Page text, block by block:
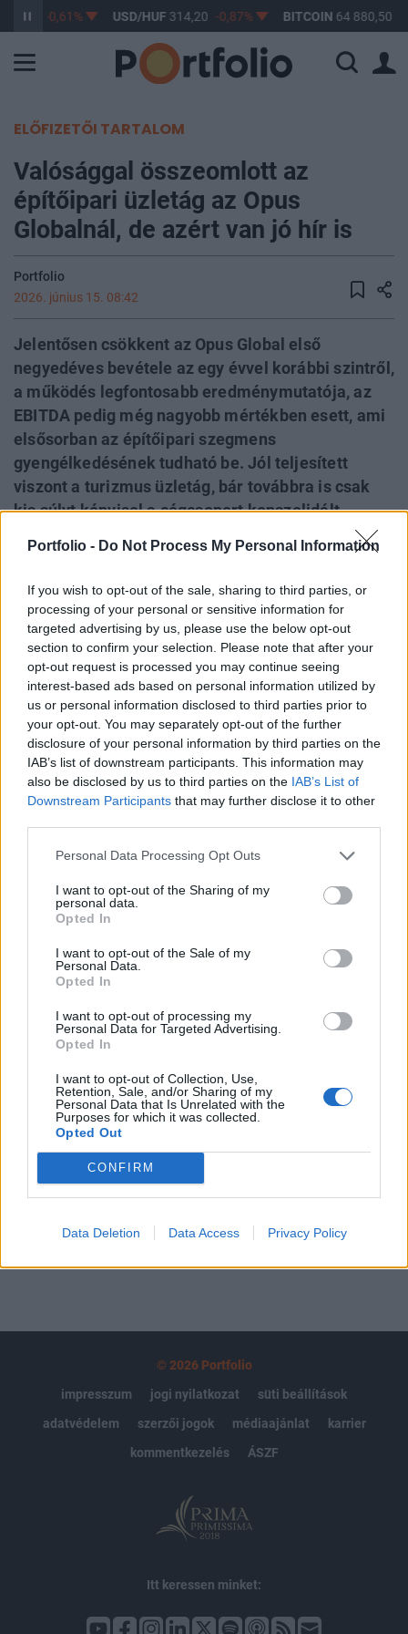
Portfolio - Do Not Process My Personal Information
If you wish to opt-out of the sale, sharing to third parties, or
processing of your personal or sensitive information for
targeted advertising by us, please use the below opt-out
section to confirm your selection. Please note that after your
opt-out request is processed you may continue seeing
interest-based ads based on personal information utilized by
us or personal information disclosed to third parties prior to
your opt-out. You may separately opt-out of the further
disclosure of your personal information by third parties on the
IAB’s list of downstream participants. This information may
also be disclosed by us to third parties on the IAB’s List of
Downstream Participants that may further disclose it to other
Personal Data Processing Opt Outs
I want to opt-out of the Sharing of my
personal data.
Opted In
I want to opt-out of the Sale of my
Personal Data.
Opted In
I want to opt-out of processing my
Personal Data for Targeted Advertising.
Opted In
I want to opt-out of Collection, Use,
Retention, Sale, and/or Sharing of my
Personal Data that Is Unrelated with the
Purposes for which it was collected.
Opted Out
CONFIRM
Data Deletion Data Access Privacy Policy
-0,61% USD/HUF314,20 -0,87% BITCOIN64 880,50
ELŐFIZETŐI TARTALOM
Valósággal összeomlott az
építőipari üzletág az Opus
Globalnál, de azért van jó hír is
Portfolio
2026. június 15. 08:42
Jelentősen csökkent az Opus Global első
negyedéves bevétele az egy évvel korábbi szintről,
a működés legfontosabb eredménymutatója, az
EBITDA pedig még nagyobb mértékben esett, ami
elsősorban az építőipari szegmens
gyengélkedésének tudható be. Jól teljesített
viszont a turizmus üzletág, bár továbbra is csak
kis súlyt képvisel a cégcsoport konszolidált
számaiban, a legnagyobb szegmens, a bevételek
több mint felét adó energetika pedig mind a
bevétel, mind az EBITDA szintjén kismértékű
csökkenést szenvedett el. A társaság a
kedvezőtlen gazdasági körülményekkel
magyarázza a bevétel és az EBITDA csökkenését,
de a pénzügyi eredmény az időszakban segített,
így az adózott eredmény növekedni tudott.
A főbb számok Az első negyedév gazdálkodására továbbra
is rányomta a bélyegét a kedvezőtlen gazdasági környezet
– közölte a cég közleményében. A bevétel és az EBITDA
kétszámjegyű ütemben csökkent a negyedévben az előző
év azonos időszakához képest, az adózott eredmény
viszont emelkedni tudott a pénzügyi soron bekövetkezett
KEDVES OLVASÓNK!
A keresett cikk a portfolio.hu hírarchívumához
tartozik, melynek olvasása előfizetéses
regisztrációhoz kötött.
Az előfizetés a következőket tartalmazza:
Kötéslisták: BÉT elmúlt 2 év napon belüli
kötéslistái
Előfizetés
MÁR ELŐFIZETŐNK VAGY? BEJELENTKEZÉS
© 2026 Portfolio
impresszum
jogi nyilatkozat
süti beállítások
adatvédelem
szerzői jogok médiaajánlat
karrier
kommentkezelés
ÁSZF
Itt keressen minket: